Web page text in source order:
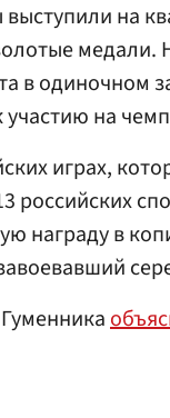
на
в одиночном
участию на
играх,
российских
награду в